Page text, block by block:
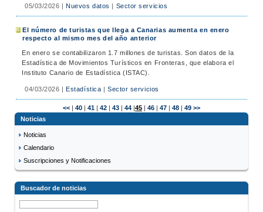
05/03/2026 |Nuevos datos | Sector servicios
El número de turistas que llega a Canarias aumenta en enero
respecto al mismo mes del año anterior
En enero se contabilizaron 1.7 millones de turistas. Son datos de la
Estadística de Movimientos Turísticos en Fronteras, que elabora el
Instituto Canario de Estadística (ISTAC).
04/03/2026 |Estadística | Sector servicios
<< | 40 | 41 | 42 | 43 | 44 |45 | 46 | 47 | 48 | 49 >>
Noticias
Noticias
Calendario
Suscripciones y Notificaciones
Buscador de noticias